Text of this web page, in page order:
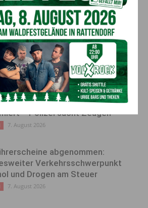
AKTUELLES
im Bankomaten vergessen –
bittet um Hinweise
7. August 2026
Bub (4) nach Badeunfall
– Polizei sucht Zeugen
7. August 2026
abgenommen:
Verkehrsschwerpunkt
und Drogen am Steuer
7. August 2026